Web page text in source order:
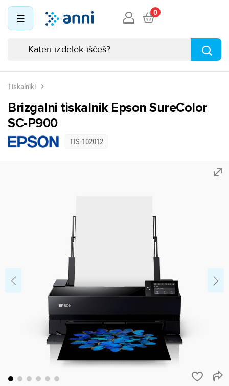
0
Tiskalniki
Brizgalni tiskalnik Epson SureColor
SC-P900
TIS-102012